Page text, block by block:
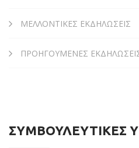
ΜΕΛΛΟΝΤΙΚΕΣ ΕΚΔΗΛΩΣΕΙΣ
ΠΡΟΗΓΟΥΜΕΝΕΣ
ΣΥΜΒΟΥΛΕΥΤΙΚΕΣ